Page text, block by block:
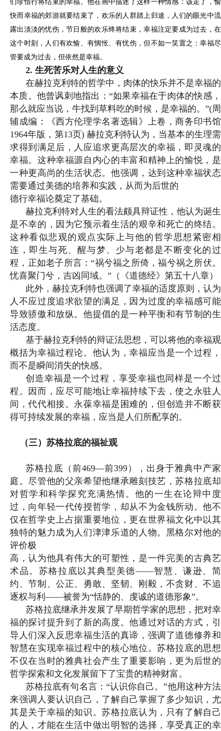
们珍惜行将结束的幸福。他在画中描述了这样一种情感：该走了，愉
快而幸福的郊游就要结束了，欢乐的人群踏上归途，人们的眼光中流
露出淡淡的忧伤，节日般的欢乐终将结束，幸福注定要成为过去，在
这个时刻，人们有欢愉、有惆怅、有忧伤，但不如一笑置之：幸福尽
管要成为过去，但依然是幸福。
2. 生死苦乐对人生的意义
在赫拉克利特的哲学中，肉体的快乐并不是幸福的
本质。他曾讽刺地指出：“如果幸福在于肉体的快感，
那么就应当说，牛找到草料吃的时候，是幸福的。”(周
辅成编：《西方伦理学名著选辑》上卷，商务印书馆
1964年版，第13页) 赫拉克利特认为，当基本的生理需
求得到满足后，人应追求更高层次的幸福，即灵魂的
幸福。这种幸福源自内心的丰富和精神上的愉悦，是
一种更高尚的生活状态。他强调，达到这种幸福状态
需要通过美德的培养和实践，从而为后世的
德行幸福论奠定了基础。
赫拉克利特对人生的看法颇具辩证性，他认为诞生
是不幸的，因为它预示着生活的艰辛和死亡的终结。
这种看似悲观的观点实际上与他的哲学思想紧密相
连，即生与死、醒与梦、少与老都是不断变化的过
程，正如老子所言：“祸兮福之所倚，福兮祸之所伏。
忧喜聚门兮，吉凶同域。”（
《道德经》第五十八章）
此外，赫拉克利特也强调了幸福的适度原则，认为
人不应过度追求欲望的满足，因为过度的幸福感可能
导致骄傲和放纵。他提倡的是一种平衡和有节制的生
活态度。
基于赫拉克利特的辩证法思想，可以将他的幸福观
概括为幸福过程论。他认为，幸福应当是一个过程，
而不是瞬间消失的快感。
创造幸福是一个过程，享受幸福也同样是一个过
程。因而，应尽可能地让幸福持续下去，使之永驻人
间，代代相接。永葆幸福是困难的，但创造并不断获
得可持续发展的幸福，应当是人们所配享的。
（三）苏格拉底的福祉观
苏格拉底（前469—前399），出身于雅典中产家
庭。尽管他的父亲希望他继承雕刻技艺，苏格拉底却
对哲学和科学探究充满热情。他的一生在论辩中度
过，向年轻一代传授哲学，却从不为金钱所动。他不
仅在哲学史上占据重要地位，更在世界福文化中以其
独特的魅力成为人们津津乐道的人物。黑格尔对他的
评价极
高，认为他具有伟大的可塑性，是一件完美的古典艺
术品。苏格拉底以其典型美德——智慧、谦逊、简
约、节制、公正、勇敢、坚韧、刚毅，不贪财、不追
逐权与利——被誉为“恬静的、虔诚的道德形象”。
苏格拉底继承并发展了早期哲学家的思想，把对幸
福的探讨提升到了新的高度。他通过对话的方式，引
导人们深入反思幸福生活的真谛，强调了道德修养和
智慧在实现幸福过程中的核心地位。苏格拉底的思想
不仅在当时的雅典社会产生了重要影响，更为后世的
哲学探索和文化发展留下了宝贵的精神财富。
苏格拉底有句名言：“认识你自己。”他用这种方法
来强调人要认识自己，了解自己掌握了多少知识，尤
其是关于幸福的知识。苏格拉底认为，只有了解自己
的人，才能在生活中做出明智的选择，享受真正的幸